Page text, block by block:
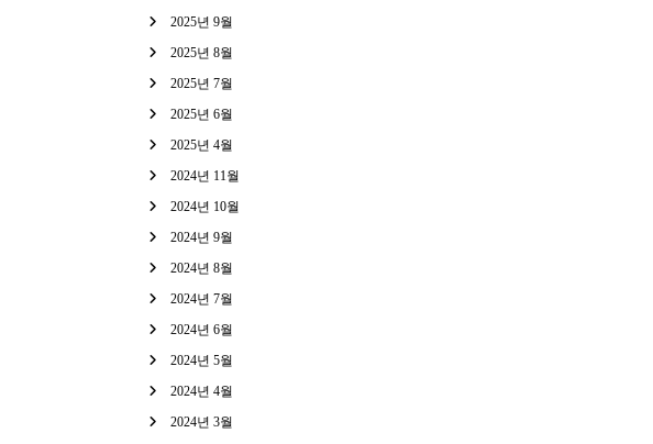
2025년 9월
2025년 8월
2025년 7월
2025년 6월
2025년 4월
2024년 11월
2024년 10월
2024년 9월
2024년 8월
2024년 7월
2024년 6월
2024년 5월
2024년 4월
2024년 3월